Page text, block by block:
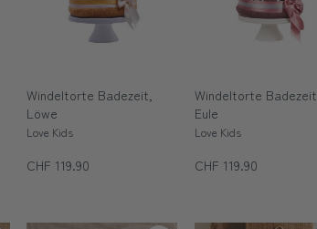
Windeltorte Badezeit,
Löwe
Love Kids
CHF 119.90
Windeltorte Badezeit,
Eule
Love Kids
CHF 119.90